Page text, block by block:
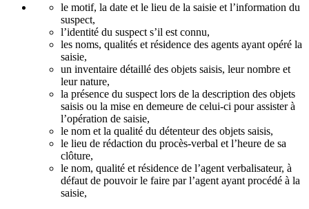
le motif, la date et le lieu de la saisie et l’information du
suspect,
l’identité du suspect s’il est connu,
les noms, qualités et résidence des agents ayant opéré la
saisie,
un inventaire détaillé des objets saisis, leur nombre et
leur nature,
la présence du suspect lors de la description des objets
saisis ou la mise en demeure de celui-ci pour assister à
l’opération de saisie,
le nom et la qualité du détenteur des objets saisis,
le lieu de rédaction du procès-verbal et l’heure de sa
clôture,
le nom, qualité et résidence de l’agent verbalisateur, à
défaut de pouvoir le faire par l’agent ayant procédé à la
saisie,